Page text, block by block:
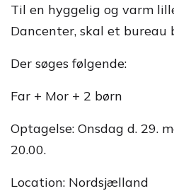
Til en hyggelig og varm
Dancenter, skal et bureau
Der søges følgende:
Far + Mor + 2 børn
Optagelse: Onsdag d. 29.
20.00.
Location: Nordsjælland